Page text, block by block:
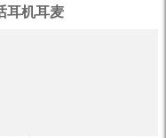
耳机耳麦